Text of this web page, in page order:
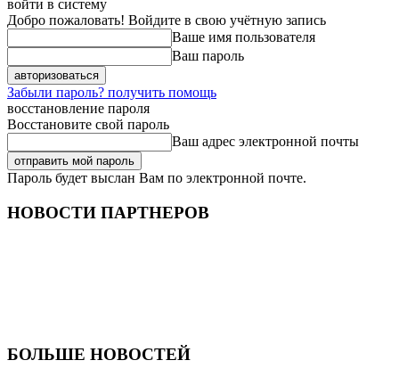
войти в систему
Добро пожаловать! Войдите в свою учётную запись
Ваше имя пользователя
Ваш пароль
Забыли пароль? получить помощь
восстановление пароля
Восстановите свой пароль
Ваш адрес электронной почты
Пароль будет выслан Вам по электронной почте.
НОВОСТИ ПАРТНЕРОВ
БОЛЬШЕ НОВОСТЕЙ